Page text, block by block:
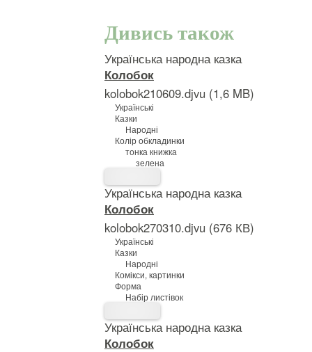
Дивись також
Українська народна казка
Колобок
kolobok210609.djvu (1,6 MB)
Українські
Казки
Народні
Колір обкладинки
тонка книжка
зелена
Українська народна казка
Колобок
kolobok270310.djvu (676 КВ)
Українські
Казки
Народні
Комікси, картинки
Форма
Набір листівок
Українська народна казка
Колобок